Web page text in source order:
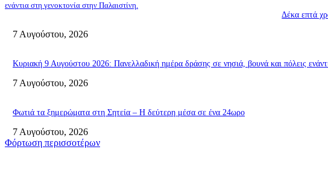
ενάντια στη γενοκτονία στην Παλαιστίνη.
Δέκα επτά
7 Αυγούστου, 2026
Κυριακή 9 Αυγούστου 2026: Πανελλαδική ημέρα δράσης σε νησιά, βουνά και πόλεις
7 Αυγούστου, 2026
Φωτιά τα ξημερώματα στη Σητεία – Η δεύτερη μέσα σε ένα 24ωρο
7 Αυγούστου, 2026
Φόρτωση περισσοτέρων